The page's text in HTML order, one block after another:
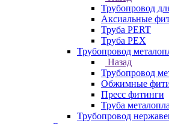
Трубопровод
Аксиальные
Труба PERT
Труба PEX
Трубопровод
Назад
Трубопровод
Обжимные
Пресс фитинги
Труба
Трубопровод